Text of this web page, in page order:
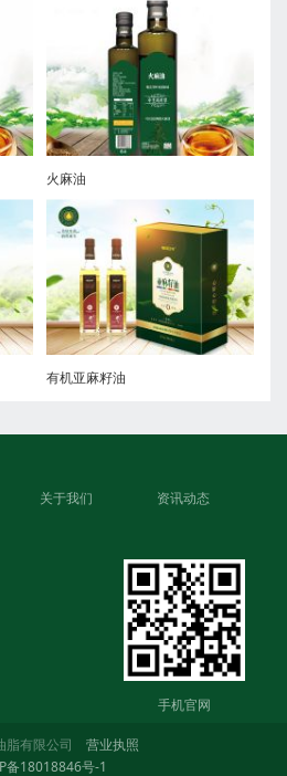
火麻油
有机亚麻籽油
关于我们
资讯动态
手机官网
脂有限公司 营业执照
备18018846号-1